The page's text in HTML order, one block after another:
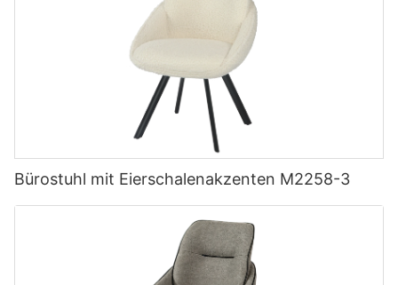
Bürostuhl mit Eierschalenakzenten M2258-3